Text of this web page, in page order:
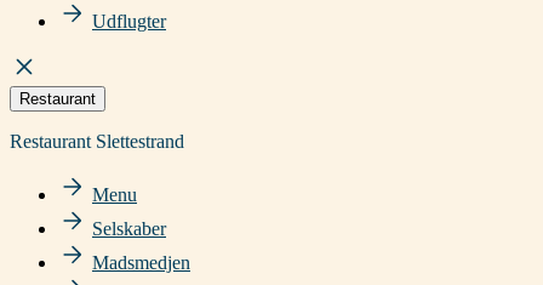
Udflugter
Restaurant
Restaurant Slettestrand
Menu
Selskaber
Madsmedjen